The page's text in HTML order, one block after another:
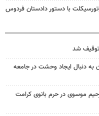
دنبال ایجاد وحشت در جامعه
موسوی در حرم بانوی کرامت